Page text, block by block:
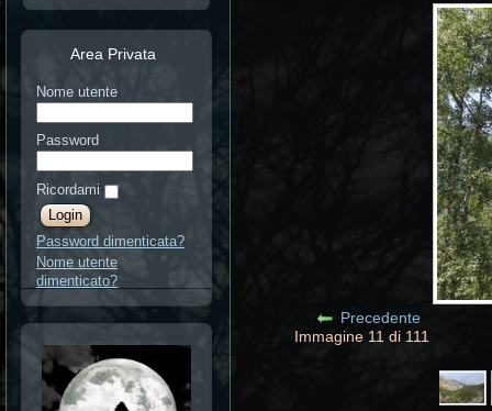
Area Privata
Nome utente
Password
Ricordami
Password dimenticata?
Nome utente
dimenticato?
Precedente
Immagine 11 di 111